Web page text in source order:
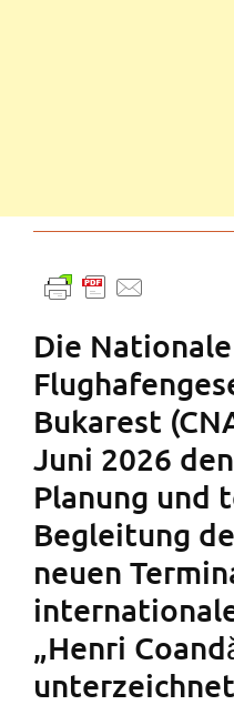
Die Nationale
Bukarest
Juni 2026
Planung und
Begleitung
neuen
„Henri